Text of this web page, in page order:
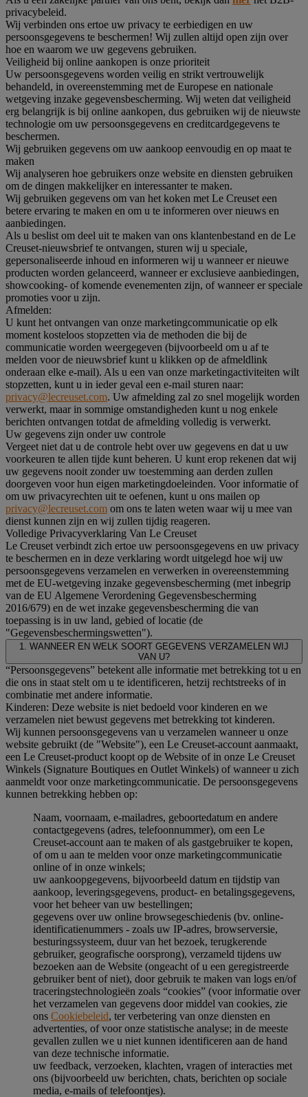
privacybeleid.
Wij verbinden ons ertoe uw privacy te eerbiedigen en uw
persoonsgegevens te beschermen! Wij zullen altijd open zijn over
hoe en waarom we uw gegevens gebruiken.
Veiligheid bij online aankopen is onze prioriteit
Uw persoonsgegevens worden veilig en strikt vertrouwelijk
behandeld, in overeenstemming met de Europese en nationale
wetgeving inzake gegevensbescherming. Wij weten dat veiligheid
erg belangrijk is bij online aankopen, dus gebruiken wij de nieuwste
technologie om uw persoonsgegevens en creditcardgegevens te
beschermen.
Wij gebruiken gegevens om uw aankoop eenvoudig en op maat te
maken
Wij analyseren hoe gebruikers onze website en diensten gebruiken
om de dingen makkelijker en interessanter te maken.
Wij gebruiken gegevens om van het koken met Le Creuset een
betere ervaring te maken en om u te informeren over nieuws en
aanbiedingen.
Als u beslist om deel uit te maken van ons klantenbestand en de Le
Creuset-nieuwsbrief te ontvangen, sturen wij u speciale,
gepersonaliseerde inhoud en informeren wij u wanneer er nieuwe
producten worden gelanceerd, wanneer er exclusieve aanbiedingen,
showcooking- of komende evenementen zijn, of wanneer er speciale
promoties voor u zijn.
Afmelden:
U kunt het ontvangen van onze marketingcommunicatie op elk
moment kosteloos stopzetten via de methoden die bij de
communicatie worden weergegeven (bijvoorbeeld om u af te
melden voor de nieuwsbrief kunt u klikken op de afmeldlink
onderaan elke e-mail). Als u een van onze marketingactiviteiten wilt
stopzetten, kunt u in ieder geval een e-mail sturen naar:
privacy@lecreuset.com. Uw afmelding zal zo snel mogelijk worden
verwerkt, maar in sommige omstandigheden kunt u nog enkele
berichten ontvangen totdat de afmelding volledig is verwerkt.
Uw gegevens zijn onder uw controle
Vergeet niet dat u de controle hebt over uw gegevens en dat u uw
voorkeuren te allen tijde kunt beheren. U kunt erop rekenen dat wij
uw gegevens nooit zonder uw toestemming aan derden zullen
doorgeven voor hun eigen marketingdoeleinden. Voor informatie of
om uw privacyrechten uit te oefenen, kunt u ons mailen op
privacy@lecreuset.com om ons te laten weten waar wij u mee van
dienst kunnen zijn en wij zullen tijdig reageren.
Volledige Privacyverklaring Van Le Creuset
Le Creuset verbindt zich ertoe uw persoonsgegevens en uw privacy
te beschermen en in deze verklaring wordt uitgelegd hoe wij uw
persoonsgegevens verzamelen en verwerken in overeenstemming
met de EU-wetgeving inzake gegevensbescherming (met inbegrip
van de EU Algemene Verordening Gegevensbescherming
2016/679) en de wet inzake gegevensbescherming die van
toepassing is in uw land, gebied of locatie (de
"Gegevensbeschermingswetten").
1. WANNEER EN WELK SOORT GEGEVENS VERZAMELEN WIJ
VAN U?
“Persoonsgegevens” betekent alle informatie met betrekking tot u en
die ons in staat stelt om u te identificeren, hetzij rechtstreeks of in
combinatie met andere informatie.
Kinderen: Deze website is niet bedoeld voor kinderen en we
verzamelen niet bewust gegevens met betrekking tot kinderen.
Wij kunnen persoonsgegevens van u verzamelen wanneer u onze
website gebruikt (de "Website"), een Le Creuset-account aanmaakt,
een Le Creuset-product koopt op de Website of in onze Le Creuset
Winkels (Signature Boutiques en Outlet Winkels) of wanneer u zich
aanmeldt voor onze marketingcommunicatie. De persoonsgegevens
kunnen betrekking hebben op:
Naam, voornaam, e-mailadres, geboortedatum en andere
contactgegevens (adres, telefoonnummer), om een Le
Creuset-account aan te maken of als gastgebruiker te kopen,
of om u aan te melden voor onze marketingcommunicatie
online of in onze winkels;
uw aankoopgegevens, bijvoorbeeld datum en tijdstip van
aankoop, leveringsgegevens, product- en betalingsgegevens,
voor het beheer van uw bestellingen;
gegevens over uw online browsegeschiedenis (bv. online-
identificatienummers - zoals uw IP-adres, browserversie,
besturingssysteem, duur van het bezoek, terugkerende
gebruiker, geografische oorsprong), verzameld tijdens uw
bezoeken aan de Website (ongeacht of u een geregistreerde
gebruiker bent of niet), door gebruik te maken van logs en/of
traceringstechnologieën zoals “cookies” (voor informatie over
het verzamelen van gegevens door middel van cookies, zie
ons Cookiebeleid, ter verbetering van onze diensten en
advertenties, of voor onze statistische analyse; in de meeste
gevallen zullen we u niet kunnen identificeren aan de hand
van deze technische informatie.
uw feedback, verzoeken, klachten, vragen of interacties met
ons (bijvoorbeeld uw berichten, chats, berichten op sociale
media, e-mails of telefoontjes).